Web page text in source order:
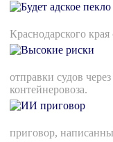
Краснодарского
отправки судов
контейнеровоза.
приговор,